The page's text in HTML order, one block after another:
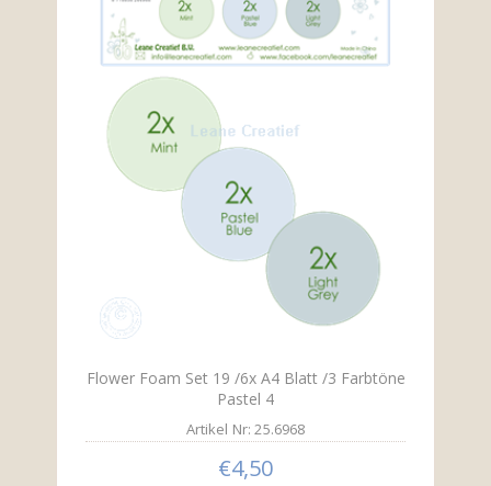
Flower Foam Set 19 /6x A4 Blatt /3 Farbtöne
Pastel 4
Artikel Nr: 25.6968
€4,50